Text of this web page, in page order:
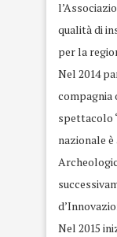
qualità di
per la
Nel 2014
compagnia
spettacolo
nazionale è
Nel 2015